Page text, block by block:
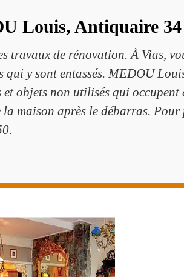
Louis, Antiquaire 34
travaux de rénovation. À Vias,
y sont entassés. MEDOU
objets non utilisés qui occupent
maison après le débarras. Pour